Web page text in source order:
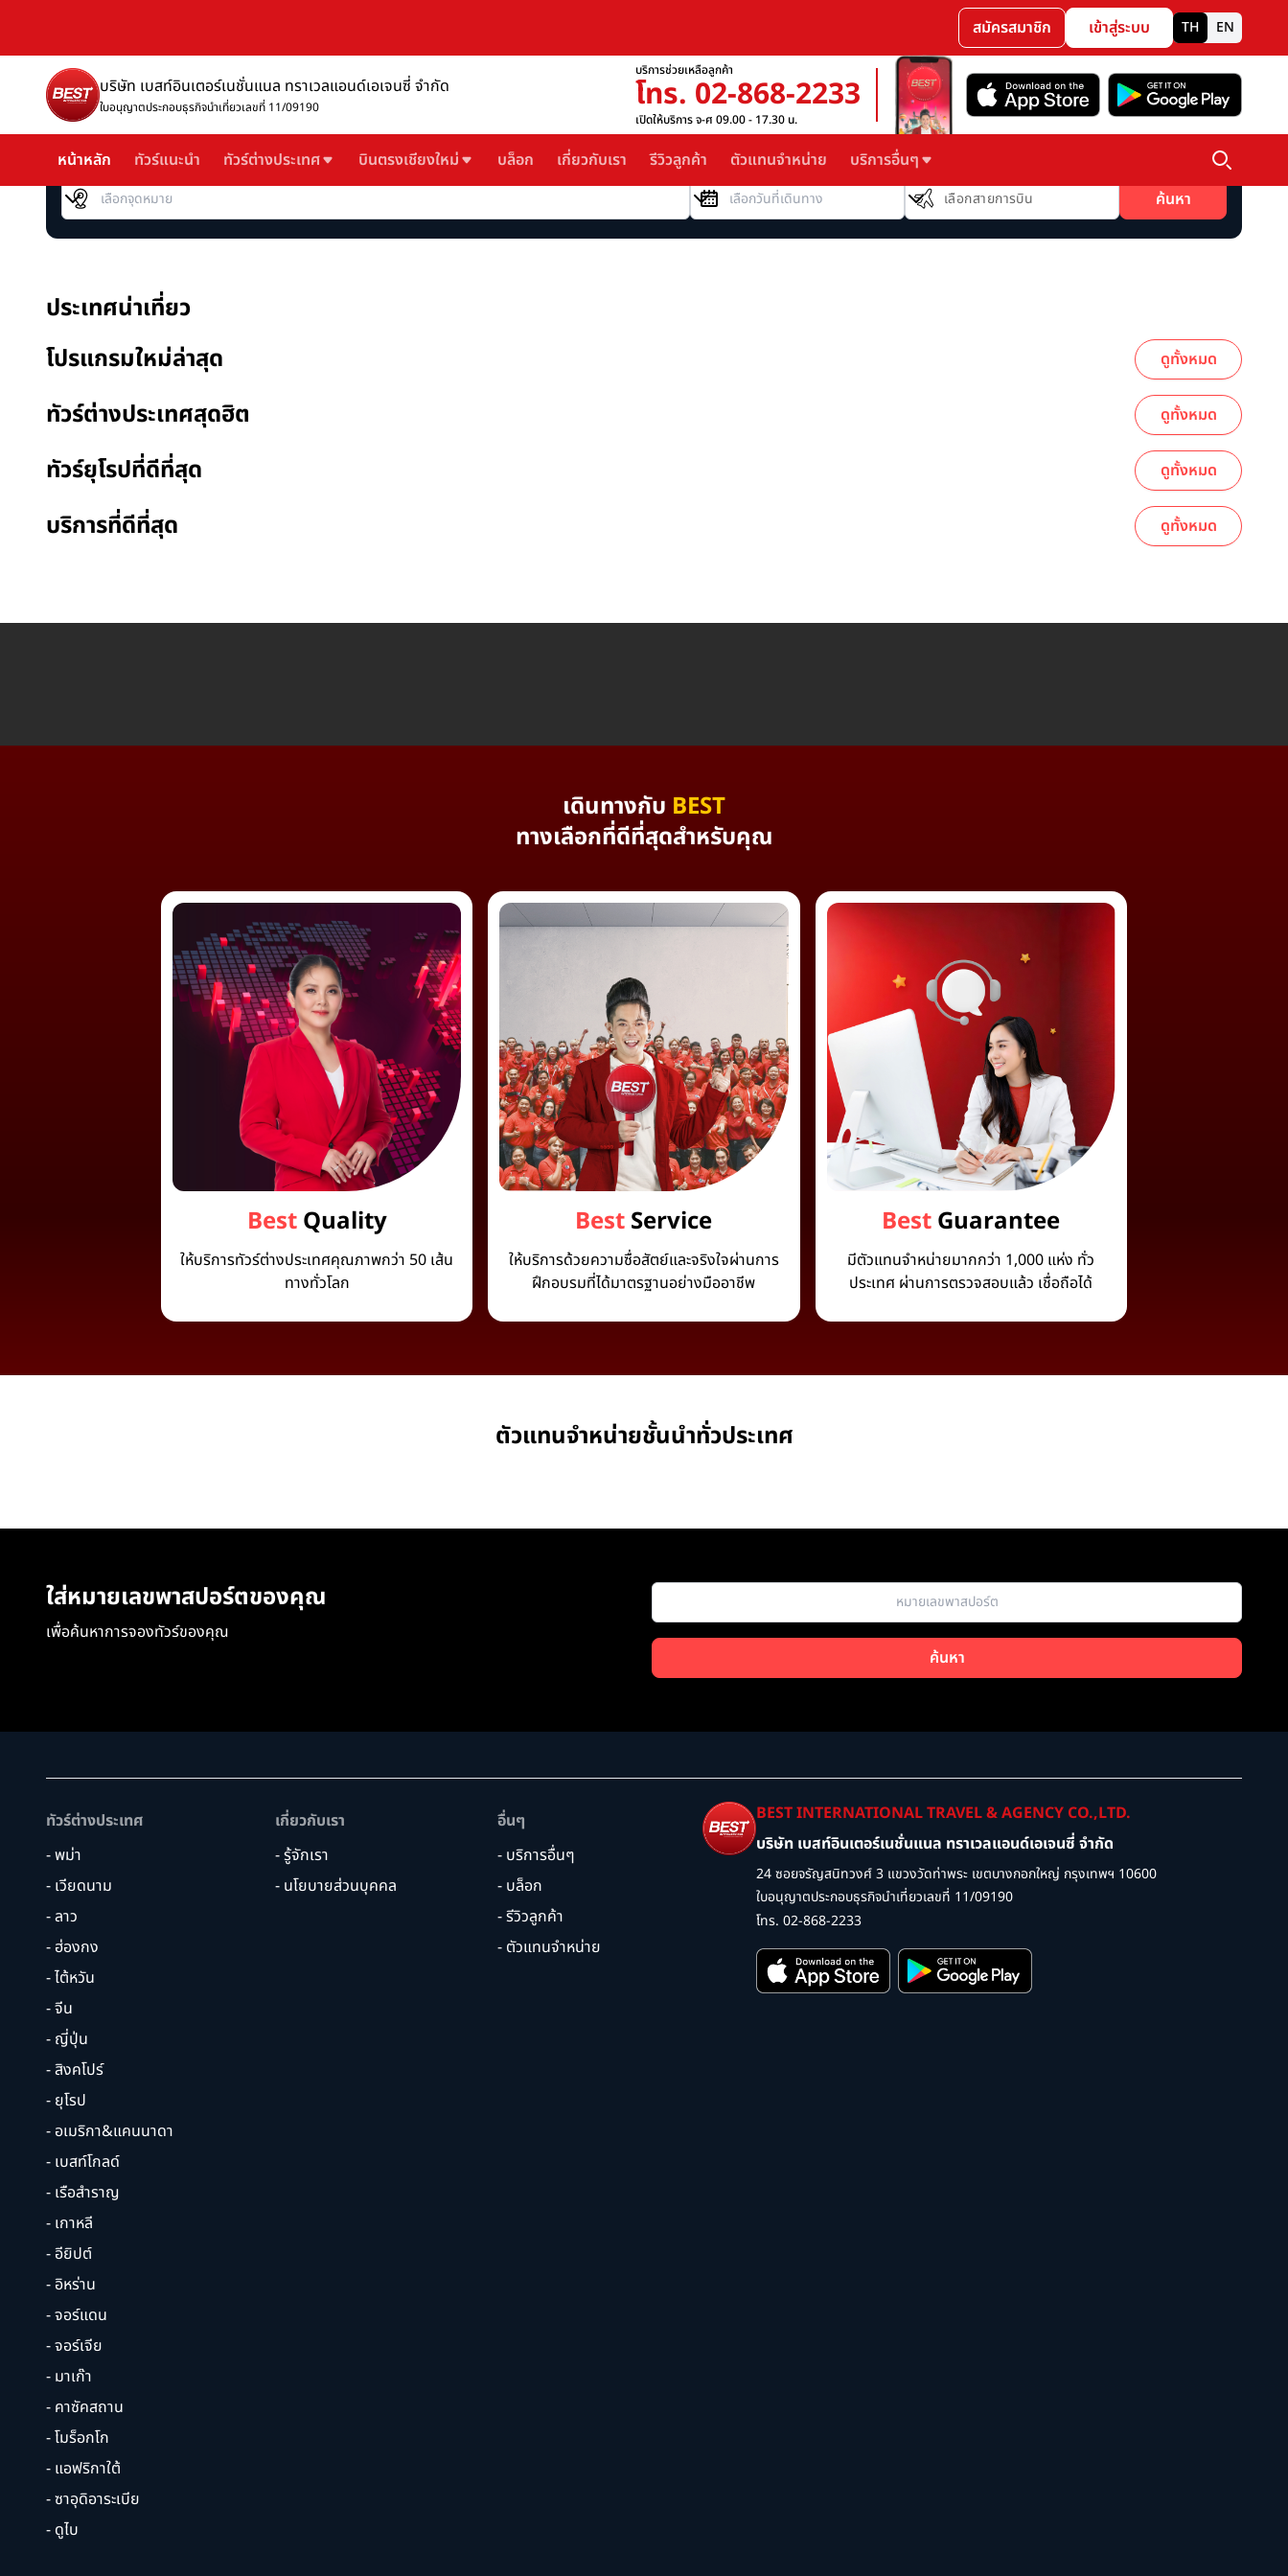
สมัครสมาชิก เข้าสู่ระบบ TH EN
บริษัท เบสท์อินเตอร์เนชั่นแนล ทราเวลแอนด์เอเจนซี่ จำกัด
ใบอนุญาตประกอบธุรกิจนำเที่ยวเลขที่ 11/09190
บริการช่วยเหลือลูกค้า
โทร. 02-868-2233
เปิดให้บริการ จ-ศ 09.00 - 17.30 น.
หน้าหลัก ทัวร์แนะนำ ทัวร์ต่างประเทศ บินตรงเชียงใหม่ บล็อก เกี่ยวกับเรา รีวิวลูกค้า ตัวแทนจำหน่าย บริการอื่นๆ
เลือกจุดหมาย วันที่เดินทาง
สายการบิน
เลือกสายการบิน
ค้นหา
ประเทศน่าเที่ยว
โปรแกรมใหม่ล่าสุด
ดูทั้งหมด
ทัวร์ต่างประเทศสุดฮิต ดูทั้งหมด
ทัวร์ยุโรปที่ดีที่สุด ดูทั้งหมด
บริการที่ดีที่สุด ดูทั้งหมด
เดินทางกับ BEST
ทางเลือกที่ดีที่สุดสำหรับคุณ
BestQuality
ให้บริการทัวร์ต่างประเทศคุณภาพกว่า 50 เส้น
ทางทั่วโลก
BestService
ให้บริการด้วยความซื่อสัตย์และจริงใจผ่านการ
ฝึกอบรมที่ได้มาตรฐานอย่างมืออาชีพ
BestGuarantee
มีตัวแทนจำหน่ายมากกว่า 1,000 แห่ง ทั่ว
ประเทศ ผ่านการตรวจสอบแล้ว เชื่อถือได้
ตัวแทนจำหน่ายชั้นนำทั่วประเทศ
ใส่หมายเลขพาสปอร์ตของคุณ
เพื่อค้นหาการจองทัวร์ของคุณ
ค้นหา
ทัวร์ต่างประเทศ
- พม่า
- เวียดนาม
- ลาว
- ฮ่องกง
- ไต้หวัน
- จีน
- ญี่ปุ่น
- สิงคโปร์
- ยุโรป
- อเมริกา&แคนนาดา
- เบสท์โกลด์
- เรือสำราญ
- เกาหลี
- อียิปต์
- อิหร่าน
- จอร์แดน
- จอร์เจีย
- มาเก๊า
- คาซัคสถาน
- โมร็อกโก
- แอฟริกาใต้
- ซาอุดิอาระเบีย
- ดูไบ
เกี่ยวกับเรา
- รู้จักเรา
- นโยบายส่วนบุคคล
อื่นๆ
- บริการอื่นๆ
- บล็อก
- รีวิวลูกค้า
- ตัวแทนจำหน่าย
BEST INTERNATIONAL TRAVEL & AGENCY CO.,LTD.
บริษัท เบสท์อินเตอร์เนชั่นแนล ทราเวลแอนด์เอเจนซี่ จำกัด
24 ซอยจรัญสนิทวงศ์ 3 แขวงวัดท่าพระ เขตบางกอกใหญ่ กรุงเทพฯ 10600
ใบอนุญาตประกอบธุรกิจนำเที่ยวเลขที่ 11/09190
โทร. 02-868-2233